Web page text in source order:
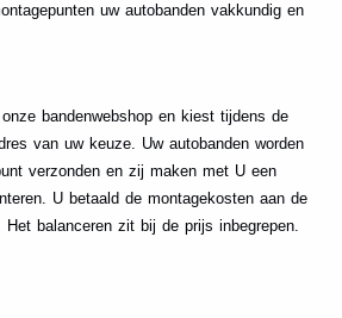
uw autobanden vakkundig en
bandenwebshop en kiest tijdens de
van uw keuze. Uw autobanden worden
verzonden en zij maken met U een
U betaald de montagekosten aan de
Het balanceren zit bij de prijs inbegrepen.